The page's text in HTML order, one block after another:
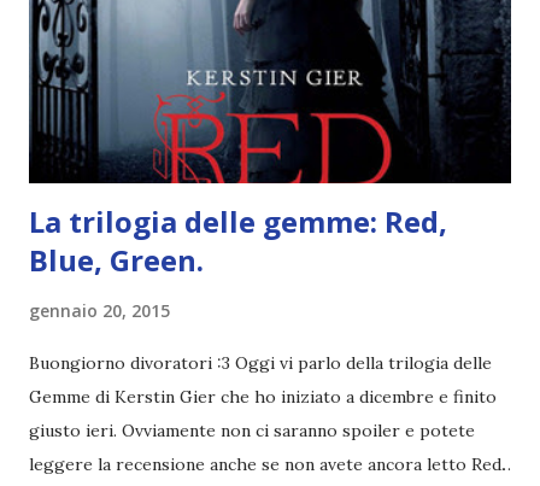
protagonisti dei surfisti.. un libro importante nella storia
della letteratura australiana, neozelandese, ecc . l'Oceania
è ricca di natura! Leggete un libro con una cover molto, ...
La trilogia delle gemme: Red,
Blue, Green.
gennaio 20, 2015
Buongiorno divoratori :3 Oggi vi parlo della trilogia delle
Gemme di Kerstin Gier che ho iniziato a dicembre e finito
giusto ieri. Ovviamente non ci saranno spoiler e potete
leggere la recensione anche se non avete ancora letto Red.